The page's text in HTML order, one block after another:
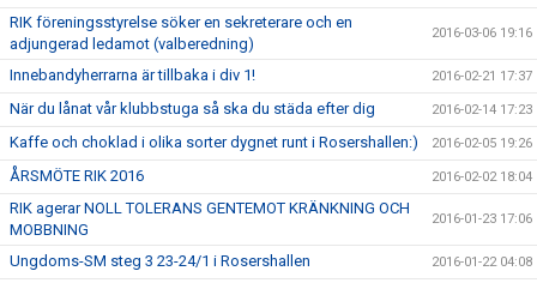
RIK föreningsstyrelse söker en sekreterare och en
adjungerad ledamot (valberedning)
2016-03-06 19:16
Innebandyherrarna är tillbaka i div 1! 2016-02-21 17:37
När du lånat vår klubbstuga så ska du städa efter dig 2016-02-14 17:23
Kaffe och choklad i olika sorter dygnet runt i Rosershallen:) 2016-02-05 19:26
ÅRSMÖTE RIK 2016 2016-02-02 18:04
RIK agerar NOLL TOLERANS GENTEMOT KRÄNKNING OCH
MOBBNING
2016-01-23 17:06
Ungdoms-SM steg 3 23-24/1 i Rosershallen 2016-01-22 04:08